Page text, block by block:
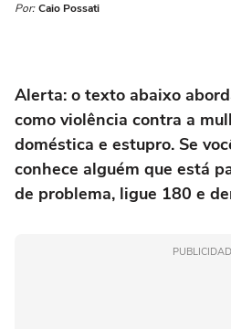
Por: Caio Possati
Alerta: o texto abaixo
como violência contra a
doméstica e estupro. Se
conhece alguém que está
de problema, ligue 180 e